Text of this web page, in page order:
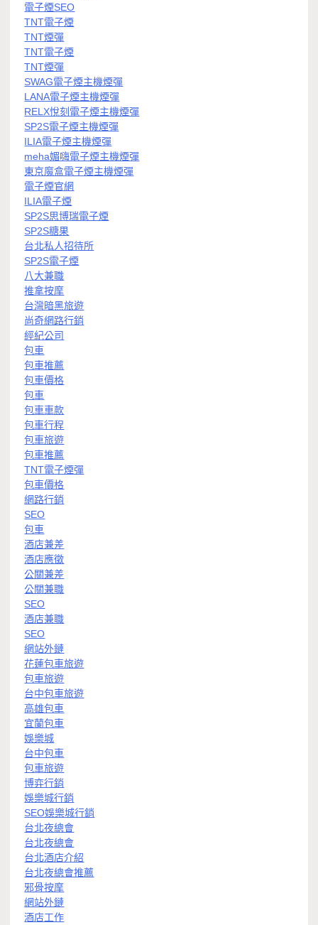
電子煙SEO
TNT電子煙
TNT煙彈
TNT電子煙
TNT煙彈
SWAG電子煙主機煙彈
LANA電子煙主機煙彈
RELX悅刻電子煙主機煙彈
SP2S電子煙主機煙彈
ILIA電子煙主機煙彈
meha媚嗨電子煙主機煙彈
東京魔盒電子煙主機煙彈
電子煙官網
ILIA電子煙
SP2S思博瑞電子煙
SP2S糖果
台北私人招待所
SP2S電子煙
八大兼職
推拿按摩
台灣暗黑旅遊
尚奇網路行銷
經紀公司
包車
包車推薦
包車價格
包車
包車車款
包車行程
包車旅遊
包車推薦
TNT電子煙彈
包車價格
網路行銷
SEO
包車
酒店兼差
酒店應徵
公關兼差
公關兼職
SEO
酒店兼職
SEO
網站外鏈
花蓮包車旅遊
包車旅遊
台中包車旅遊
高雄包車
宜蘭包車
娛樂城
台中包車
包車旅遊
博弈行銷
娛樂城行銷
SEO娛樂城行銷
台北夜總會
台北夜總會
台北酒店介紹
台北夜總會推薦
邪骨按摩
網站外鏈
酒店工作